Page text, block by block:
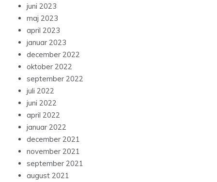
juni 2023
maj 2023
april 2023
januar 2023
december 2022
oktober 2022
september 2022
juli 2022
juni 2022
april 2022
januar 2022
december 2021
november 2021
september 2021
august 2021